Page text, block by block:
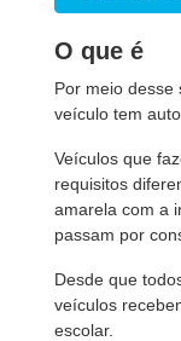
O que é
Por meio desse
veículo tem
Veículos que
requisitos
amarela com a
passam por
Desde que
veículos
escolar.